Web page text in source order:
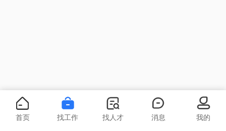
首页 找工作 找人才 消息 我的